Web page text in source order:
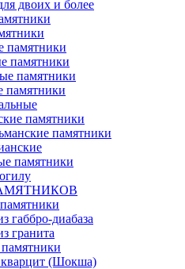
двоих и более
памятники
памятники
памятники
памятники
памятники
памятники
памятники
габбро-диабаза
гранита
(Шокша)